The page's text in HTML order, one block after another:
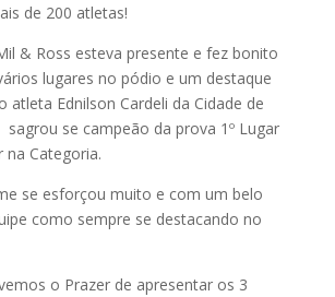
de 200 atletas!
& Ross esteva presente e fez bonito
lugares no pódio e um destaque
atleta Ednilson Cardeli da Cidade de
se campeão da prova 1º Lugar
na Categoria.
se esforçou muito e com um belo
como sempre se destacando no
o Prazer de apresentar os 3